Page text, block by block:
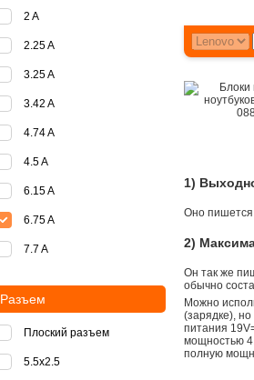
1)
Оно пишется
2)
Он так же
обычно
Можно
(зарядке),
питания
мощностью
полную
2 A
2.25 A
3.25 A
3.42 A
4.74 A
4.5 A
6.15 A
6.75 A
7.7 A
Разъем
Плоский разъем
5.5x2.5